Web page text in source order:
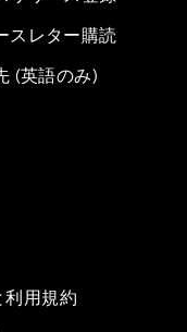
スレター購読
(英語のみ)
利用規約